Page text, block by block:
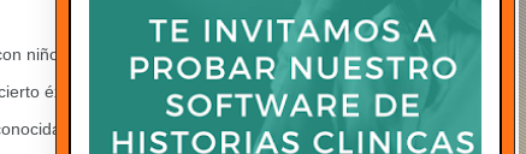
niños/as y con algunos adultos también. De hecho, esta
éxito en terapia psicológica para combatir la ansiedad
como ansiedad anticipatoria ante cualquier reto: